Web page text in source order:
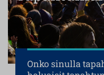
Onko sinulla